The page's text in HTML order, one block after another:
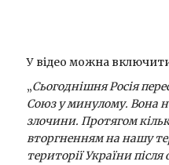
У відео можна
„Сьогоднішня Росія
Союз у минулому. Вона
злочини. Протягом
вторгненням на нашу
території України